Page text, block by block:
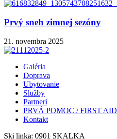
Prvý sneh zimnej sezóny
21. novembra 2025
Galéria
Doprava
Ubytovanie
Služby
Partneri
PRVÁ POMOC / FIRST AID
Kontakt
Ski linka: 0901 SKALKA